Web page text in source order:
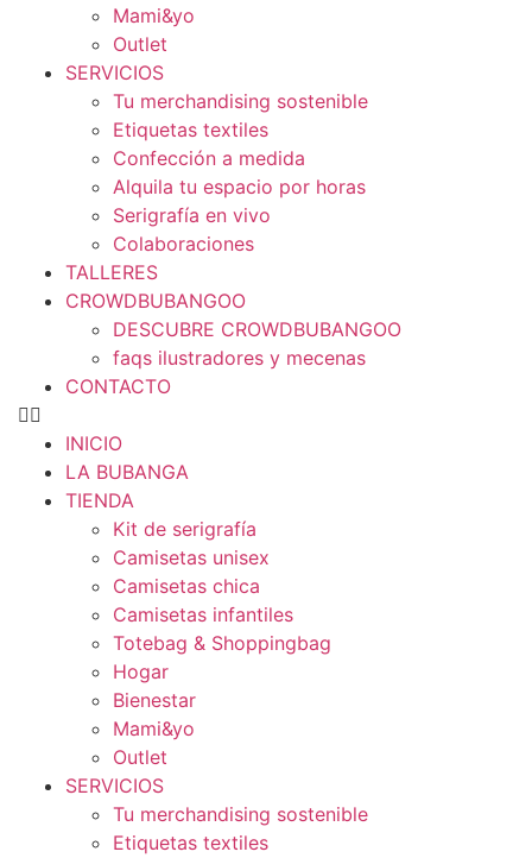
Mami&yo
Outlet
SERVICIOS
Tu merchandising sostenible
Etiquetas textiles
Confección a medida
Alquila tu espacio por horas
Serigrafía en vivo
Colaboraciones
TALLERES
CROWDBUBANGOO
DESCUBRE CROWDBUBANGOO
faqs ilustradores y mecenas
CONTACTO
INICIO
LA BUBANGA
TIENDA
Kit de serigrafía
Camisetas unisex
Camisetas chica
Camisetas infantiles
Totebag & Shoppingbag
Hogar
Bienestar
Mami&yo
Outlet
SERVICIOS
Tu merchandising sostenible
Etiquetas textiles